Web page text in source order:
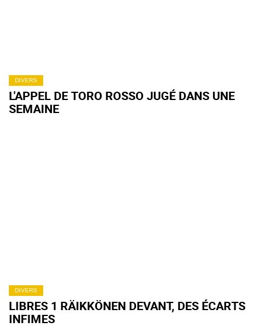
DIVERS
L'APPEL DE TORO ROSSO JUGÉ DANS UNE
SEMAINE
DIVERS
LIBRES 1 RÄIKKÖNEN DEVANT, DES ÉCARTS
INFIMES